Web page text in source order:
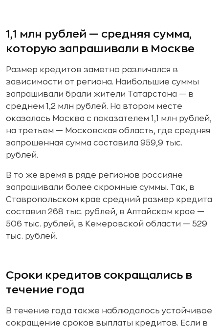
1,1 млн рублей — средняя сумма,
которую запрашивали в Москве
Размер кредитов заметно различался в
зависимости от региона. Наибольшие суммы
запрашивали брали жители Татарстана — в
среднем 1,2 млн рублей. На втором месте
оказалась Москва с показателем 1,1 млн рублей,
на третьем — Московская область, где средняя
запрошенная сумма составила 959,9 тыс.
рублей.
В то же время в ряде регионов россияне
запрашивали более скромные суммы. Так, в
Ставропольском крае средний размер кредита
составил 268 тыс. рублей, в Алтайском крае —
506 тыс. рублей, в Кемеровской области — 529
тыс. рублей.
Сроки кредитов сокращались в
течение года
В течение года также наблюдалось устойчивое
сокращение сроков выплаты кредитов. Если в